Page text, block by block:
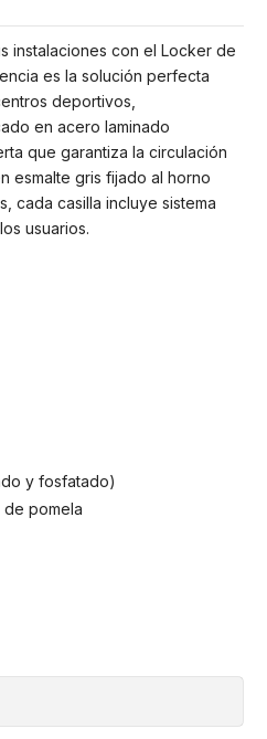
instalaciones con el Locker de
es la solución perfecta
deportivos,
en acero laminado
que garantiza la circulación
esmalte gris fijado al horno
cada casilla incluye sistema
usuarios.
y fosfatado)
de pomela